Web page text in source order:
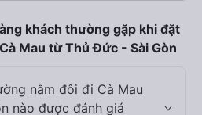
khách thường gặp khi đặt
Mau từ Thủ Đức - Sài Gòn
nằm đôi đi Cà Mau
nào được đánh giá